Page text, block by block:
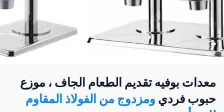
معدات بوفيه تقديم الطعام الجاف ، موزع
حبوب فردي ومزدوج من الفولاذ المقاوم